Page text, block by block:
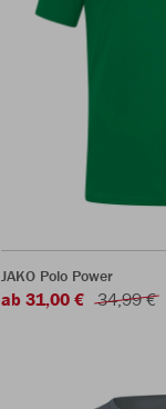
JAKO Polo Power
ab 31,00 € 34,99 €